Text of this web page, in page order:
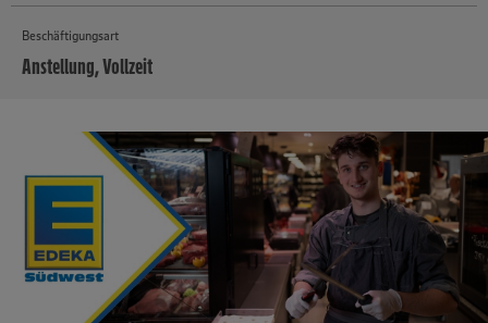
Beschäftigungsart
Anstellung, Vollzeit